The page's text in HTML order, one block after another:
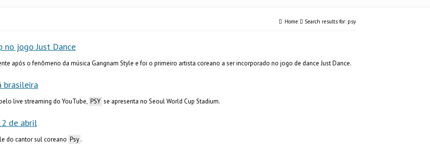
Home Search results for: psy
no jogo Just Dance
após o fenômeno da música Gangnam Style e foi o primeiro artista coreano a ser incorporado no jogo de dance Just Dance.
brasileira
live streaming do YouTube, PSY se apresenta no Seoul World Cup Stadium.
de abril
do cantor sul coreano Psy .